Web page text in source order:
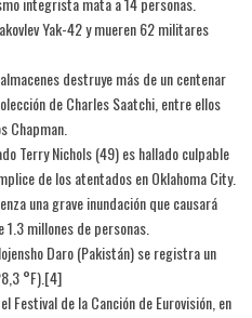
Yak-42 y mueren 62 militares
destruye más de un centenar
de Charles Saatchi, entre ellos
Chapman.
Terry Nichols (49) es hallado culpable
de los atentados en Oklahoma City.
una grave inundación que causará
millones de personas.
Daro (Pakistán) se registra un
°F).[4]​
Festival de la Canción de Eurovisión, en